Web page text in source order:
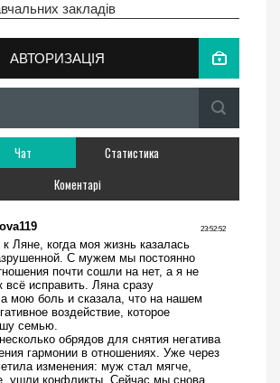
закладів
АВТОРИЗАЦІЯ
Чат
Статистика
Коментарі